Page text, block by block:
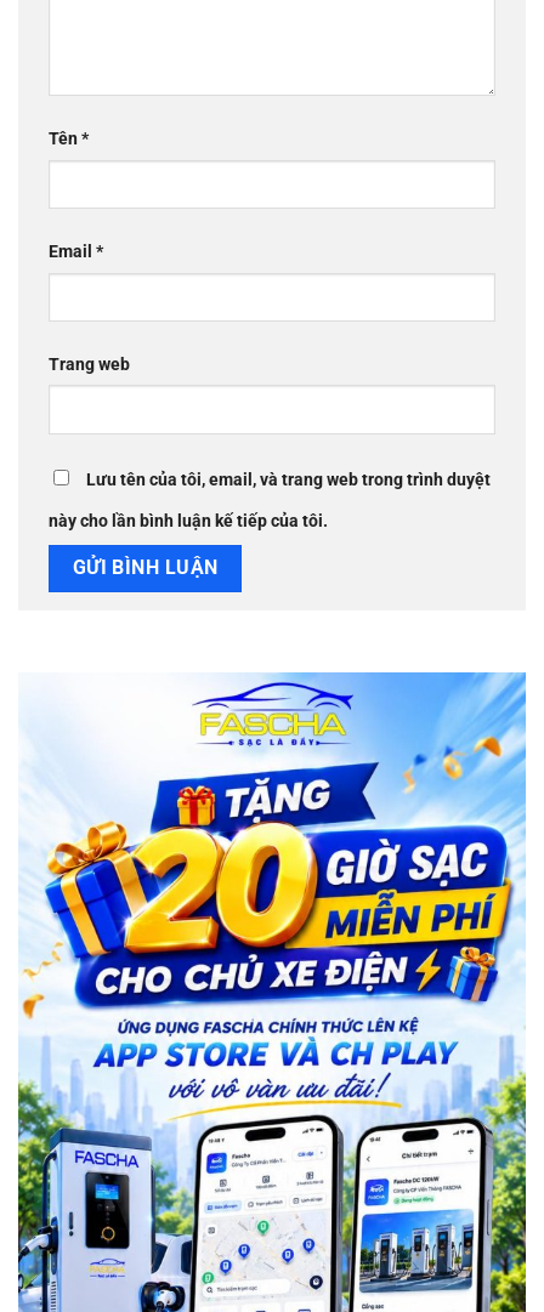
Tên*
Email *
Trang web
Lưu tên của tôi, email, và trang web trong trình duyệt
này cho lần bình luận kế tiếp của tôi.